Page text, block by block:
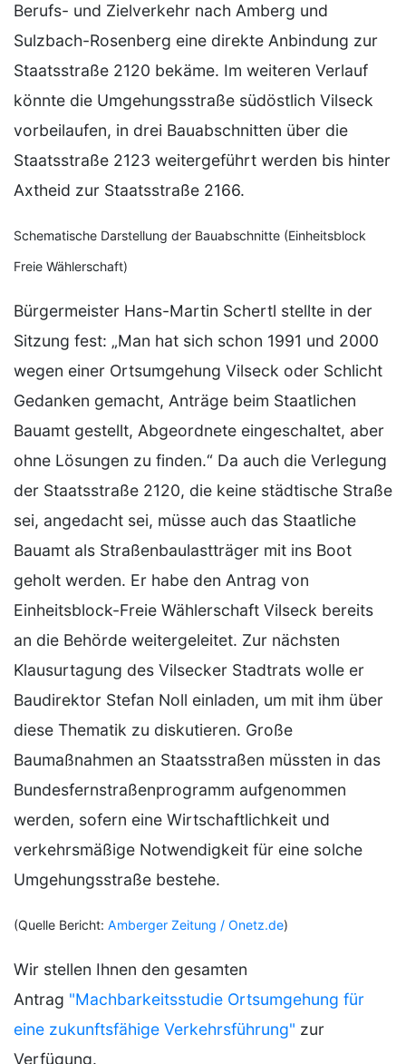
Berufs- und Zielverkehr nach Amberg und
Sulzbach-Rosenberg eine direkte Anbindung zur
Staatsstraße 2120 bekäme. Im weiteren Verlauf
könnte die Umgehungsstraße südöstlich Vilseck
vorbeilaufen, in drei Bauabschnitten über die
Staatsstraße 2123 weitergeführt werden bis hinter
Axtheid zur Staatsstraße 2166.
Schematische Darstellung der Bauabschnitte (Einheitsblock
Freie Wählerschaft)
Bürgermeister Hans-Martin Schertl stellte in der
Sitzung fest: „Man hat sich schon 1991 und 2000
wegen einer Ortsumgehung Vilseck oder Schlicht
Gedanken gemacht, Anträge beim Staatlichen
Bauamt gestellt, Abgeordnete eingeschaltet, aber
ohne Lösungen zu finden.“ Da auch die Verlegung
der Staatsstraße 2120, die keine städtische Straße
sei, angedacht sei, müsse auch das Staatliche
Bauamt als Straßenbaulastträger mit ins Boot
geholt werden. Er habe den Antrag von
Einheitsblock-Freie Wählerschaft Vilseck bereits
an die Behörde weitergeleitet. Zur nächsten
Klausurtagung des Vilsecker Stadtrats wolle er
Baudirektor Stefan Noll einladen, um mit ihm über
diese Thematik zu diskutieren. Große
Baumaßnahmen an Staatsstraßen müssten in das
Bundesfernstraßenprogramm aufgenommen
werden, sofern eine Wirtschaftlichkeit und
verkehrsmäßige Notwendigkeit für eine solche
Umgehungsstraße bestehe.
(Quelle Bericht: Amberger Zeitung / Onetz.de)
Wir stellen Ihnen den gesamten
Antrag "Machbarkeitsstudie Ortsumgehung für
eine zukunftsfähige Verkehrsführung" zur
Verfügung.